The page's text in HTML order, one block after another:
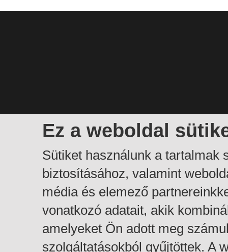
Ez a weboldal
Sütiket használunk a tartalmak
biztosításához, valamint
média és elemező
vonatkozó adatait, akik
amelyeket Ön adott meg
szolgáltatásokból gyűjtöttek. A